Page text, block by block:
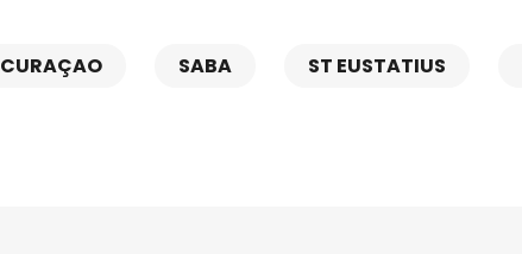
CURAÇAO SABA ST EUSTATIUS